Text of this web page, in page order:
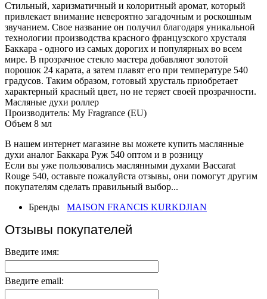
Стильный, харизматичный и колоритный аромат, который
привлекает внимание невероятно загадочным и роскошным
звучанием. Свое название он получил благодаря уникальной
технологии производства красного французского хрусталя
Баккара - одного из самых дорогих и популярных во всем
мире. В прозрачное стекло мастера добавляют золотой
порошок 24 карата, а затем плавят его при температуре 540
градусов. Таким образом, готовый хрусталь приобретает
характерный красный цвет, но не теряет своей прозрачности.
Масляные духи роллер
Производитель: My Fragrance (EU)
Объем 8 мл
В нашем интернет магазине вы можете купить маслянные
духи аналог Баккара Руж 540 оптом и в розницу
Если вы уже пользовались маслянными духами Baccarat
Rouge 540, оставьте пожалуйста отзывы, они помогут другим
покупателям сделать правильный выбор...
Бренды
MAISON FRANCIS KURKDJIAN
Отзывы покупателей
Введите имя:
Введите email: